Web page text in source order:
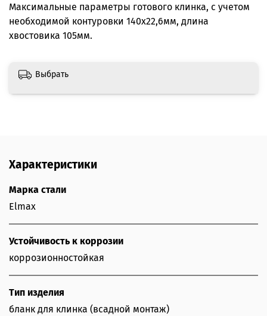
Максимальные параметры готового клинка, с учетом
необходимой контуровки 140х22,6мм, длина
хвостовика 105мм.
Выбрать
Характеристики
Марка стали
Elmax
Устойчивость к коррозии
коррозионностойкая
Тип изделия
бланк для клинка (всадной монтаж)